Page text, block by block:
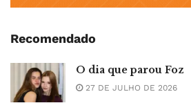
Recomendado
O dia que parou Foz
27 DE JULHO DE 2026